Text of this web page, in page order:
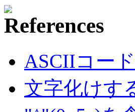
ASCIIコー
文字化けす